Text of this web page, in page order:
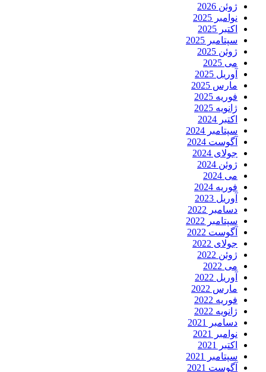
ژوئن 2026
نوامبر 2025
اکتبر 2025
سپتامبر 2025
ژوئن 2025
می 2025
آوریل 2025
مارس 2025
فوریه 2025
ژانویه 2025
اکتبر 2024
سپتامبر 2024
آگوست 2024
جولای 2024
ژوئن 2024
می 2024
فوریه 2024
آوریل 2023
دسامبر 2022
سپتامبر 2022
آگوست 2022
جولای 2022
ژوئن 2022
می 2022
آوریل 2022
مارس 2022
فوریه 2022
ژانویه 2022
دسامبر 2021
نوامبر 2021
اکتبر 2021
سپتامبر 2021
آگوست 2021